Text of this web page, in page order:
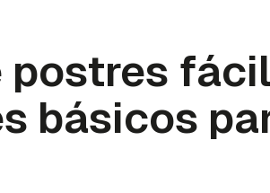
postres
básicos